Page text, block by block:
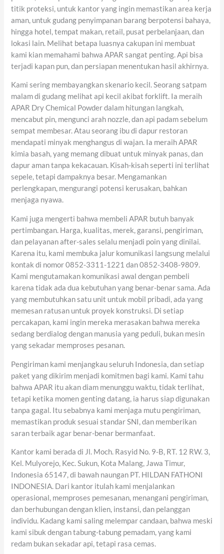
titik proteksi, untuk kantor yang ingin memastikan area kerja
aman, untuk gudang penyimpanan barang berpotensi bahaya,
hingga hotel, tempat makan, retail, pusat perbelanjaan, dan
lokasi lain. Melihat betapa luasnya cakupan ini membuat
kami kian memahami bahwa APAR sangat penting. Api bisa
terjadi kapan pun, dan persiapan menentukan hasil akhirnya.
Kami sering membayangkan skenario kecil. Seorang satpam
malam di gudang melihat api kecil akibat forklift. Ia meraih
APAR Dry Chemical Powder dalam hitungan langkah,
mencabut pin, mengunci arah nozzle, dan api padam sebelum
sempat membesar. Atau seorang ibu di dapur restoran
mendapati minyak menghangus di wajan. Ia meraih APAR
kimia basah, yang memang dibuat untuk minyak panas, dan
dapur aman tanpa kekacauan. Kisah-kisah seperti ini terlihat
sepele, tetapi dampaknya besar. Mengamankan
perlengkapan, mengurangi potensi kerusakan, bahkan
menjaga nyawa.
Kami juga mengerti bahwa membeli APAR butuh banyak
pertimbangan. Harga, kualitas, merek, garansi, pengiriman,
dan pelayanan after-sales selalu menjadi poin yang dinilai.
Karena itu, kami membuka jalur komunikasi langsung melalui
kontak di nomor 0852-3311-1221 dan 0852-3408-9809.
Kami mengutamakan komunikasi awal dengan pembeli
karena tidak ada dua kebutuhan yang benar-benar sama. Ada
yang membutuhkan satu unit untuk mobil pribadi, ada yang
memesan ratusan untuk proyek konstruksi. Di setiap
percakapan, kami ingin mereka merasakan bahwa mereka
sedang berdialog dengan manusia yang peduli, bukan mesin
yang sekadar memproses pesanan.
Pengiriman kami menjangkau seluruh Indonesia, dan setiap
paket yang dikirim menjadi komitmen bagi kami. Kami tahu
bahwa APAR itu akan diam menunggu waktu, tidak terlihat,
tetapi ketika momen genting datang, ia harus siap digunakan
tanpa gagal. Itu sebabnya kami menjaga mutu pengiriman,
memastikan produk sesuai standar SNI, dan memberikan
saran terbaik agar benar-benar bermanfaat.
Kantor kami berada di Jl. Moch. Rasyid No. 9-B, RT. 12 RW. 3,
Kel. Mulyorejo, Kec. Sukun, Kota Malang, Jawa Timur,
Indonesia 65147, di bawah naungan PT. HILDAN FATHONI
INDONESIA. Dari kantor itulah kami menjalankan
operasional, memproses pemesanan, menangani pengiriman,
dan berhubungan dengan klien, instansi, dan pelanggan
individu. Kadang kami saling melempar candaan, bahwa meski
kami sibuk dengan tabung-tabung pemadam, yang kami
redam bukan sekadar api, tetapi rasa cemas.